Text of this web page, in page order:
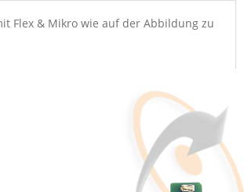
Flex & Mikro wie auf der Abbildung zu